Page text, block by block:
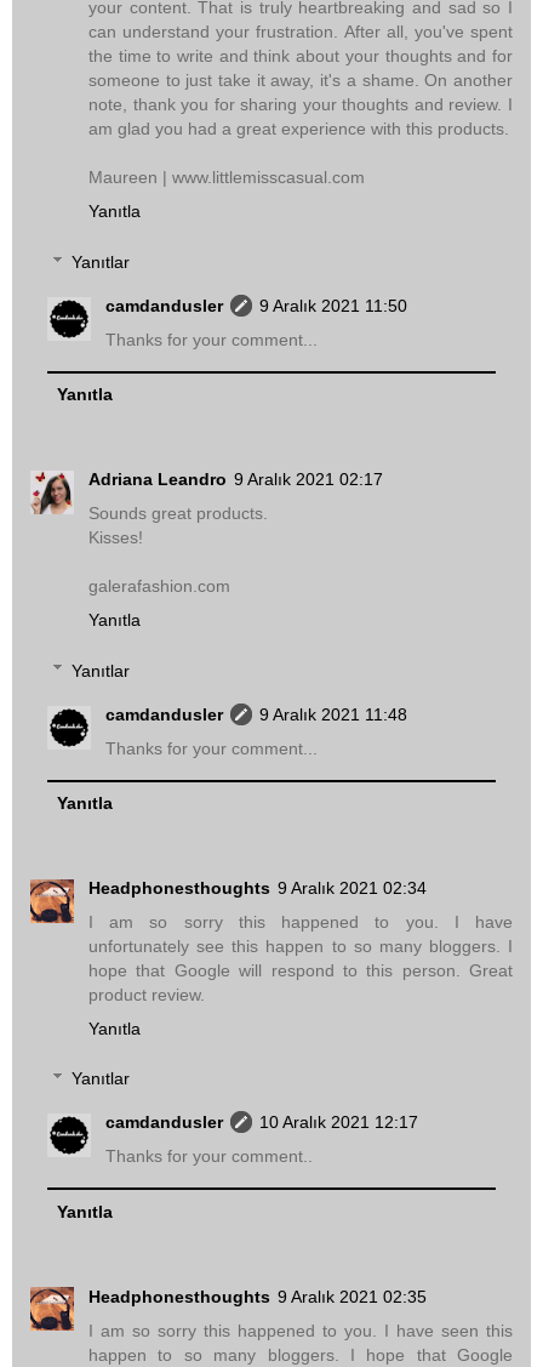
your content. That is truly heartbreaking and sad so I
can understand your frustration. After all, you've spent
the time to write and think about your thoughts and for
someone to just take it away, it's a shame. On another
note, thank you for sharing your thoughts and review. I
am glad you had a great experience with this products.
Maureen | www.littlemisscasual.com
Yanıtla
Yanıtlar
camdandusler
9 Aralık 2021 11:50
Thanks for your comment...
Yanıtla
Adriana Leandro 9 Aralık 2021 02:17
Sounds great products.
Kisses!
galerafashion.com
Yanıtla
Yanıtlar
camdandusler
9 Aralık 2021 11:48
Thanks for your comment...
Yanıtla
Headphonesthoughts 9 Aralık 2021 02:34
I am so sorry this happened to you. I have
unfortunately see this happen to so many bloggers. I
hope that Google will respond to this person. Great
product review.
Yanıtla
Yanıtlar
camdandusler
10 Aralık 2021 12:17
Thanks for your comment..
Yanıtla
Headphonesthoughts 9 Aralık 2021 02:35
I am so sorry this happened to you. I have seen this
happen to so many bloggers. I hope that Google